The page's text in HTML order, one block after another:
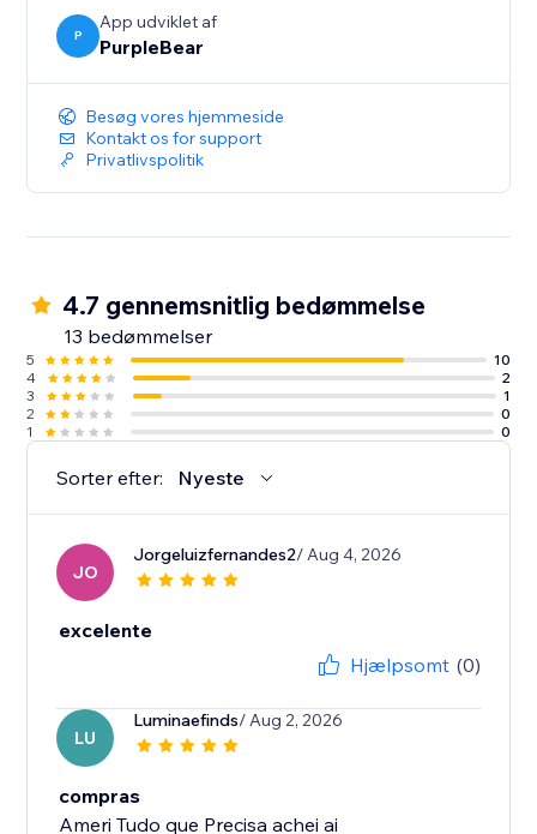
P
App udviklet af
PurpleBear
Besøg vores hjemmeside
Kontakt os for support
Privatlivspolitik
4.7 gennemsnitlig bedømmelse
13 bedømmelser
5
10
4
2
3
1
2
0
1
0
Sorter efter: Nyeste
JO
Jorgeluizfernandes2/ Aug 4, 2026
excelente
Hjælpsomt (0)
LU
Luminaefinds/ Aug 2, 2026
compras
Ameri Tudo que Precisa achei ai